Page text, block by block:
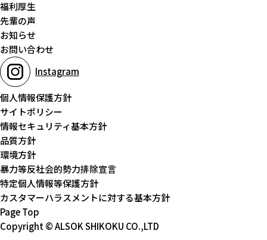
福利厚生
先輩の声
お知らせ
お問い合わせ
Instagram
個人情報保護方針
サイトポリシー
情報セキュリティ基本方針
品質方針
環境方針
暴力等反社会的勢力排除宣言
特定個人情報等保護方針
カスタマーハラスメントに対する基本方針
Page Top
Copyright © ALSOK SHIKOKU CO.,LTD